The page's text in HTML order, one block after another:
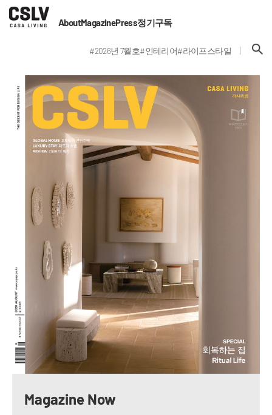
AboutMagazinePress정기구독
#2026년 7월호#인테리어#라이프스타일
Magazine Now